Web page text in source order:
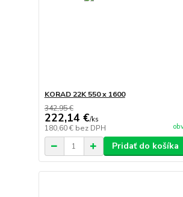
KORAD 22K 550 x 1600
342,95 €
222,14 €/ks
180,60 € bez DPH
Pridať do košíka